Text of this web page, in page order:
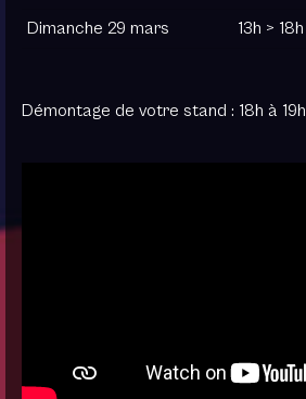
Dimanche 29 mars
13h > 18h
Démontage de votre stand : 18h à 19h